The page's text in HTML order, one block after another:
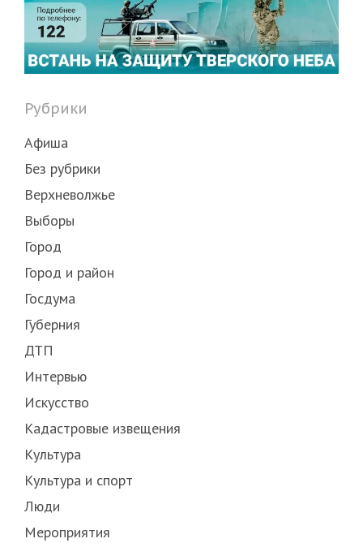
Рубрики
Афиша
Без рубрики
Верхневолжье
Выборы
Город
Город и район
Госдума
Губерния
ДТП
Интервью
Искусство
Кадастровые извещения
Культура
Культура и спорт
Люди
Мероприятия